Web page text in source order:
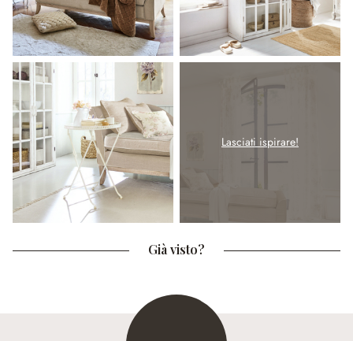
Lasciati ispirare!
Già visto?